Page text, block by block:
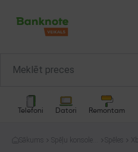
Telefoni Datori Remontam
Sākums
Spēļu konsoles
Spēles